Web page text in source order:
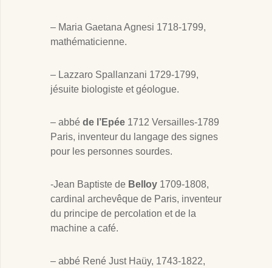
– Maria Gaetana Agnesi 1718-1799,
mathématicienne.
– Lazzaro Spallanzani 1729-1799,
jésuite biologiste et géologue.
– abbé de l’Epée 1712 Versailles-1789
Paris, inventeur du langage des signes
pour les personnes sourdes.
-Jean Baptiste de Belloy 1709-1808,
cardinal archevêque de Paris, inventeur
du principe de percolation et de la
machine a café.
– abbé René Just Haüy, 1743-1822,